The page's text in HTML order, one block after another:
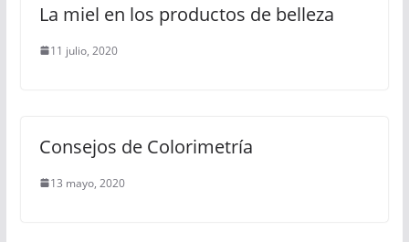
La miel en los productos de belleza
11 julio, 2020
Consejos de Colorimetría
13 mayo, 2020